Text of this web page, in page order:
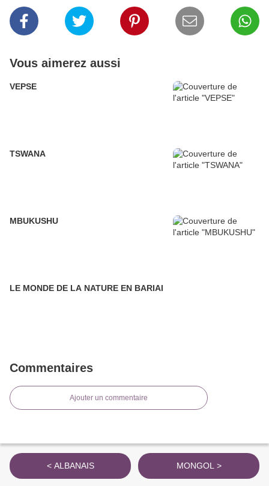
Vous aimerez aussi
VEPSE
TSWANA
MBUKUSHU
LE MONDE DE LA NATURE EN BARIAI
Commentaires
Ajouter un commentaire
< ALBANAIS MONGOL >